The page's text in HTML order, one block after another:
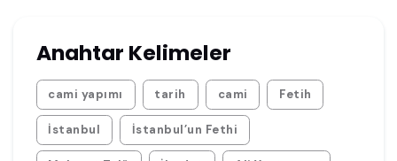
Anahtar Kelimeler
cami yapımı tarih cami Fetih
İstanbul İstanbul’un Fethi